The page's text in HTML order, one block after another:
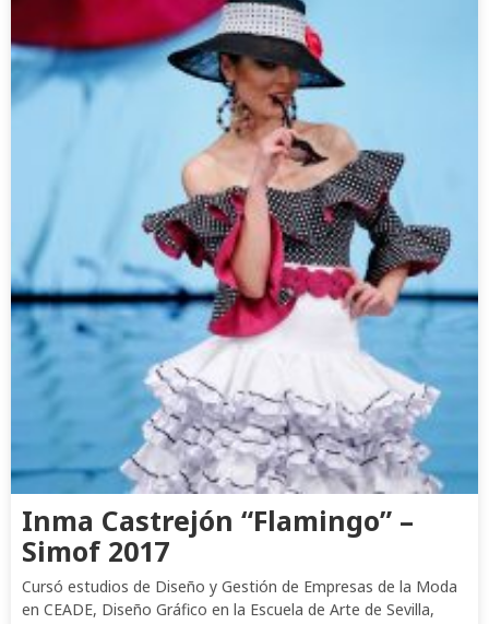
Inma Castrejón “Flamingo” –
Simof 2017
Cursó estudios de Diseño y Gestión de Empresas de la Moda
en CEADE, Diseño Gráfico en la Escuela de Arte de Sevilla,